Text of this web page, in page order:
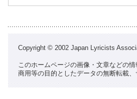
Copyright © 2002 Japan Lyricists
このホームページの画像・文章などの
商用等の目的としたデータの無断転載